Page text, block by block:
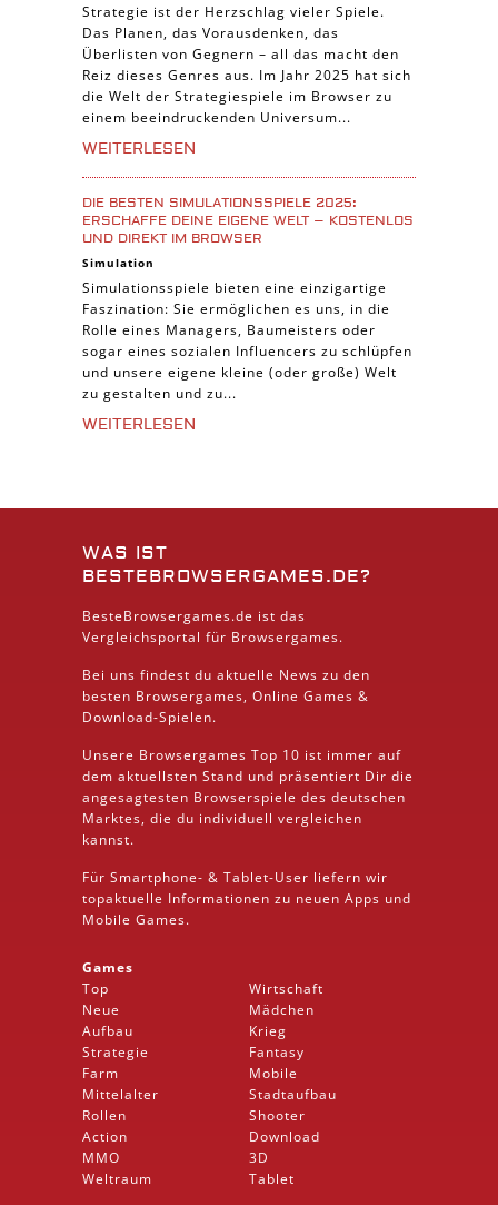
Strategie ist der Herzschlag vieler Spiele.
Das Planen, das Vorausdenken, das
Überlisten von Gegnern – all das macht den
Reiz dieses Genres aus. Im Jahr 2025 hat sich
die Welt der Strategiespiele im Browser zu
einem beeindruckenden Universum...
WEITERLESEN
DIE BESTEN SIMULATIONSSPIELE 2025:
ERSCHAFFE DEINE EIGENE WELT – KOSTENLOS
UND DIREKT IM BROWSER
Simulation
Simulationsspiele bieten eine einzigartige
Faszination: Sie ermöglichen es uns, in die
Rolle eines Managers, Baumeisters oder
sogar eines sozialen Influencers zu schlüpfen
und unsere eigene kleine (oder große) Welt
zu gestalten und zu...
WEITERLESEN
WAS IST
BESTEBROWSERGAMES.DE?
BesteBrowsergames.de ist das
Vergleichsportal für Browsergames.
Bei uns findest du aktuelle News zu den
besten Browsergames, Online Games &
Download-Spielen.
Unsere Browsergames Top 10 ist immer auf
dem aktuellsten Stand und präsentiert Dir die
angesagtesten Browserspiele des deutschen
Marktes, die du individuell vergleichen
kannst.
Für Smartphone- & Tablet-User liefern wir
topaktuelle Informationen zu neuen Apps und
Mobile Games.
Games
Top
Neue
Aufbau
Strategie
Farm
Mittelalter
Rollen
Action
MMO
Weltraum
Wirtschaft
Mädchen
Krieg
Fantasy
Mobile
Stadtaufbau
Shooter
Download
3D
Tablet